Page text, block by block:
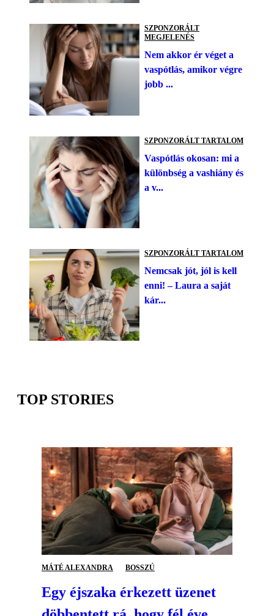
SZPONZORÁLT
MEGJELENÉS
Nem akkor ér véget a
vaspótlás, amikor végre
jobb ...
SZPONZORÁLT TARTALOM
Vaspótlás okosan: mi a
különbség a vashiány és
a v...
SZPONZORÁLT TARTALOM
Nemcsak jót, jól is kell
enni! – Laura a saját
kár...
TOP STORIES
MÁTÉ ALEXANDRA BOSSZÚ
Egy éjszaka érkezett üzenet